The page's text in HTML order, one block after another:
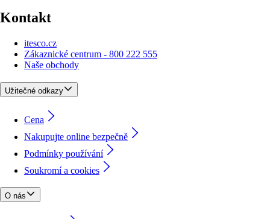
Kontakt
itesco.cz
Zákaznické centrum - 800 222 555
Naše obchody
Užitečné odkazy
Cena
Nakupujte online bezpečně
Podmínky používání
Soukromí a cookies
O nás